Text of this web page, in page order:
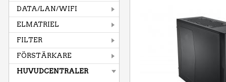
DATA/LAN/WIFI
ELMATRIEL
FILTER
FÖRSTÄRKARE
HUVUDCENTRALER